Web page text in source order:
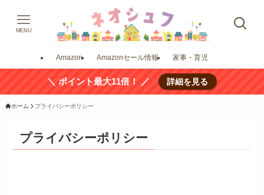
MENU
Amazon Amazonセール情報 家事・育児
＼ ポイント最大11倍！ ／ 詳細を見る
ホーム プライバシーポリシー
プライバシーポリシー